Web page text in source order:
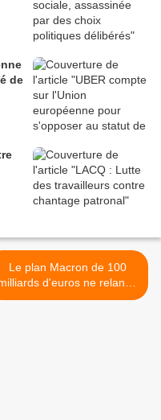
de
Le plan Macron de 100
d'euros ne relance
que les profits du grand